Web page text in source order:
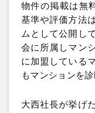
物件の掲載は無
基準や評価方法
ムとして公開し
会に所属しマン
に加盟している
もマンションを
大西社長が挙げ